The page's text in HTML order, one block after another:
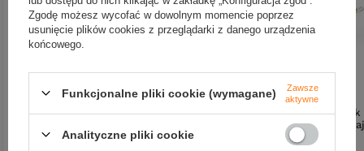
Wobler Imago Lures Pływak
Wobler Imago Lures Pływak
żółtobrzeżek 3,7cm -
Zgodę możesz wycofać w dowolnym momencie poprzez
usunięcie plików cookies z przeglądarki z danego urządzenia
końcowego.
Funkcjonalne pliki cookie (wymagane)
Zawsze
aktywne
Analityczne pliki cookie